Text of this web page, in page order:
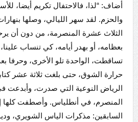
أضاف: “لذا، فالاحتفال تكريم أيضا،
والحزم. لقد سهر الليالي، وصلها
الثلاث عشرة المنصرمة، من دون أن
بعظامه، أو بهدر أيامه، كي تنساب
تساقطت، الواحدة تلو الأخرى،
حرارة الشوق، حتى بلغت ثلاثة عشر
الرياض النوعية التي صدرت، وأبدعت
المنصرم، في أنطلياس. وأصطفت كلها
السابقين: مذكرات الياس الشويري،